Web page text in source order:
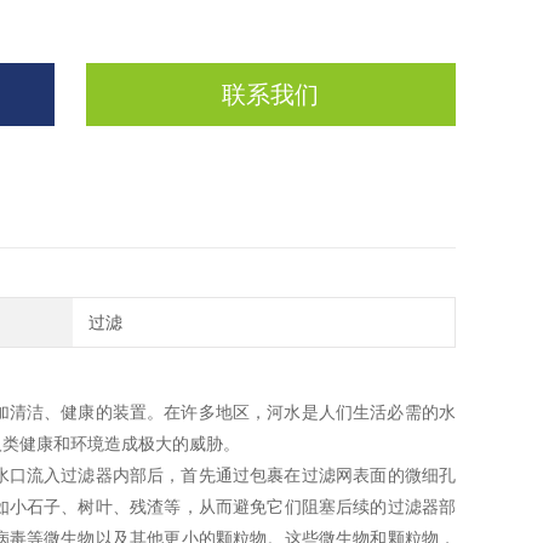
联系我们
过滤
洁、健康的装置。在许多地区，河水是人们生活必需的水
健康和环境造成极大的威胁。
口流入过滤器内部后，首先通过包裹在过滤网表面的微细孔
石子、树叶、残渣等，从而避免它们阻塞后续的过滤器部
等微生物以及其他更小的颗粒物。这些微生物和颗粒物，